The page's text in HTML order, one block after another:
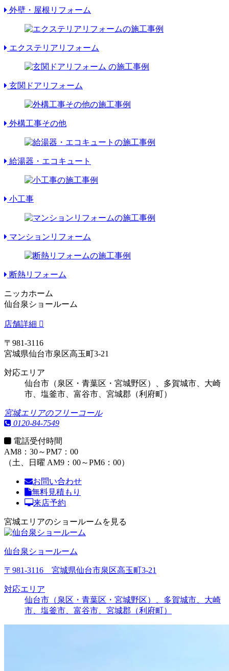
外壁・屋根リフォーム
エクステリアリフォーム
玄関ドアリフォーム
外構工事その他
給湯器・エコキュート
小工事
マンションリフォーム
断熱リフォーム
ニッカホーム
仙台泉ショールーム
店舗詳細
〒981-3116
宮城県仙台市泉区高玉町3-21
対応エリア
仙台市（泉区・青葉区・宮城野区）、多賀城市、大崎
市、塩釜市、富谷市、宮城郡（利府町）
宮城エリアのフリーコール
0120-84-7549
電話受付時間
AM8：30～PM7：00
（土、日曜 AM9：00～PM6：00）
お問い合わせ
無料見積もり
来店予約
宮城エリアのショールームを見る
仙台泉ショールーム
〒981-3116 宮城県仙台市泉区高玉町3-21
対応エリア
仙台市（泉区・青葉区・宮城野区）、多賀城市、大崎
市、塩釜市、富谷市、宮城郡（利府町）